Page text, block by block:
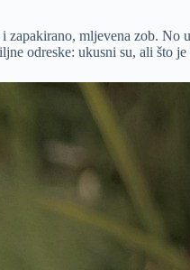
mljevena zob.
odreske: ukusni su, ali što